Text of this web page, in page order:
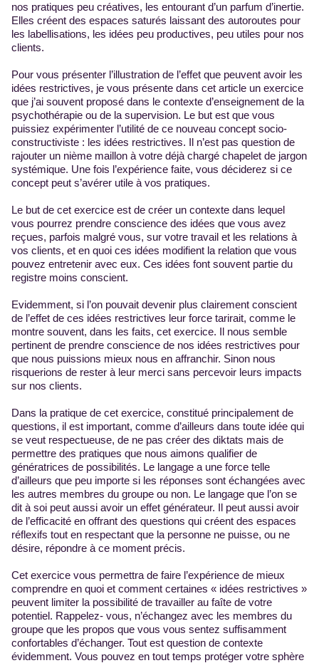
nos pratiques peu créatives, les entourant d’un parfum d’inertie.
Elles créent des espaces saturés laissant des autoroutes pour
les labellisations, les idées peu productives, peu utiles pour nos
clients.
Pour vous présenter l’illustration de l’effet que peuvent avoir les
idées restrictives, je vous présente dans cet article un exercice
que j’ai souvent proposé dans le contexte d’enseignement de la
psychothérapie ou de la supervision. Le but est que vous
puissiez expérimenter l’utilité de ce nouveau concept socio-
constructiviste : les idées restrictives. Il n’est pas question de
rajouter un nième maillon à votre déjà chargé chapelet de jargon
systémique. Une fois l’expérience faite, vous déciderez si ce
concept peut s’avérer utile à vos pratiques.
Le but de cet exercice est de créer un contexte dans lequel
vous pourrez prendre conscience des idées que vous avez
reçues, parfois malgré vous, sur votre travail et les relations à
vos clients, et en quoi ces idées modifient la relation que vous
pouvez entretenir avec eux. Ces idées font souvent partie du
registre moins conscient.
Evidemment, si l’on pouvait devenir plus clairement conscient
de l’effet de ces idées restrictives leur force tarirait, comme le
montre souvent, dans les faits, cet exercice. Il nous semble
pertinent de prendre conscience de nos idées restrictives pour
que nous puissions mieux nous en affranchir. Sinon nous
risquerions de rester à leur merci sans percevoir leurs impacts
sur nos clients.
Dans la pratique de cet exercice, constitué principalement de
questions, il est important, comme d’ailleurs dans toute idée qui
se veut respectueuse, de ne pas créer des diktats mais de
permettre des pratiques que nous aimons qualifier de
génératrices de possibilités. Le langage a une force telle
d’ailleurs que peu importe si les réponses sont échangées avec
les autres membres du groupe ou non. Le langage que l’on se
dit à soi peut aussi avoir un effet générateur. Il peut aussi avoir
de l’efficacité en offrant des questions qui créent des espaces
réflexifs tout en respectant que la personne ne puisse, ou ne
désire, répondre à ce moment précis.
Cet exercice vous permettra de faire l’expérience de mieux
comprendre en quoi et comment certaines « idées restrictives »
peuvent limiter la possibilité de travailler au faîte de votre
potentiel. Rappelez- vous, n’échangez avec les membres du
groupe que les propos que vous vous sentez suffisamment
confortables d’échanger. Tout est question de contexte
évidemment. Vous pouvez en tout temps protéger votre sphère